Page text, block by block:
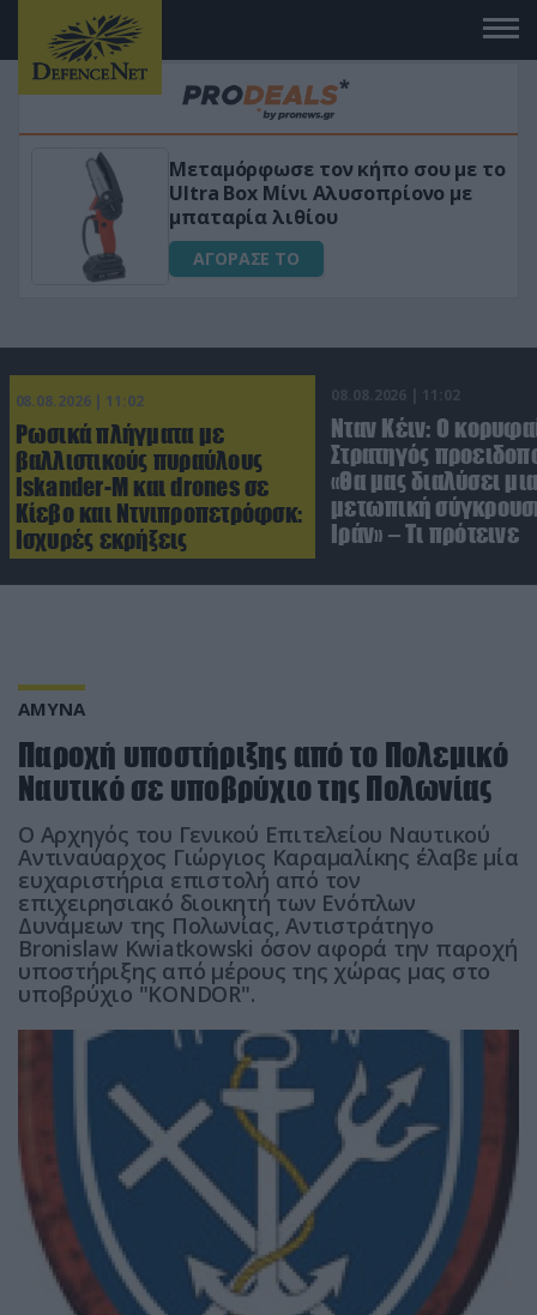
Μεταμόρφωσε τον κήπο σου με το
Ultra Box Μίνι Αλυσοπρίονο με
μπαταρία λιθίου
ΑΓΟΡΑΣΕ ΤΟ
08.08.2026 | 11:02
Ρωσικά πλήγματα με
βαλλιστικούς πυραύλους
Iskander-M και drones σε
Κίεβο και Ντνιπροπετρόφσκ:
Ισχυρές εκρήξεις
08.08.2026 | 11:02
Νταν Κέιν: Ο
Στρατηγός
«Θα μας διαλύσει
μετωπική
Ιράν» – Τι πρότεινε
ΑΜΥΝΑ
Παροχή υποστήριξης από το Πολεμικό
Ναυτικό σε υποβρύχιο της Πολωνίας
Ο Αρχηγός του Γενικού Επιτελείου Ναυτικού
Αντιναύαρχος Γιώργιος Καραμαλίκης έλαβε μία
ευχαριστήρια επιστολή από τον
επιχειρησιακό διοικητή των Ενόπλων
Δυνάμεων της Πολωνίας, Αντιστράτηγο
Bronislaw Κwiatkowski όσον αφορά την παροχή
υποστήριξης από μέρους της χώρας μας στο
υποβρύχιο "KONDOR".